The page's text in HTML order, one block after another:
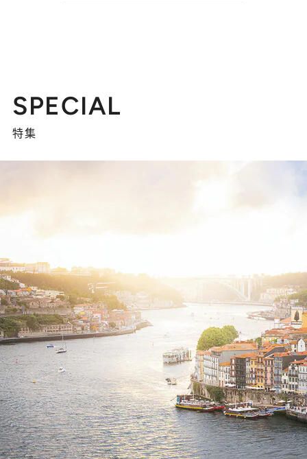
SPECIAL
特集